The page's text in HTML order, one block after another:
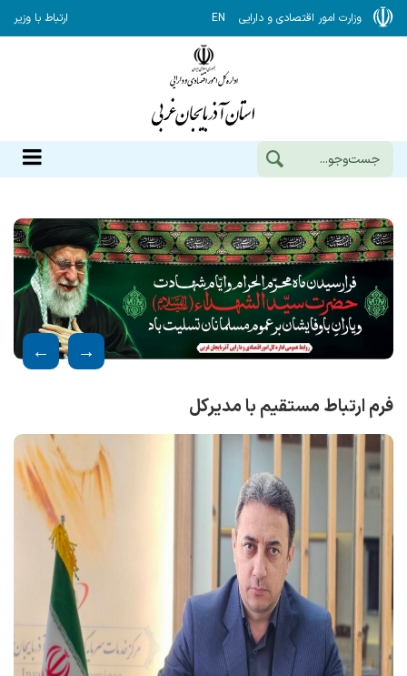
وزارت امور اقتصادی و دارایی EN ارتباط با وزیر
فرم ارتباط مستقیم با مدیرکل